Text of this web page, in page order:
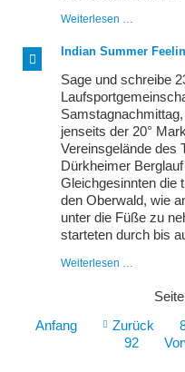
Weiterlesen …
Pfinztallauf,
zum
Jubiläum
Wind
und
Sonne
Indian Summer
Sage und schreibe
jenseits der 20°
Vereinsgelände des
Dürkheimer
Gleichgesinnten die
den Oberwald, wie
unter die Füße zu
starteten durch bis
Weiterlesen …
Feeling
Anfang
Zurück
92